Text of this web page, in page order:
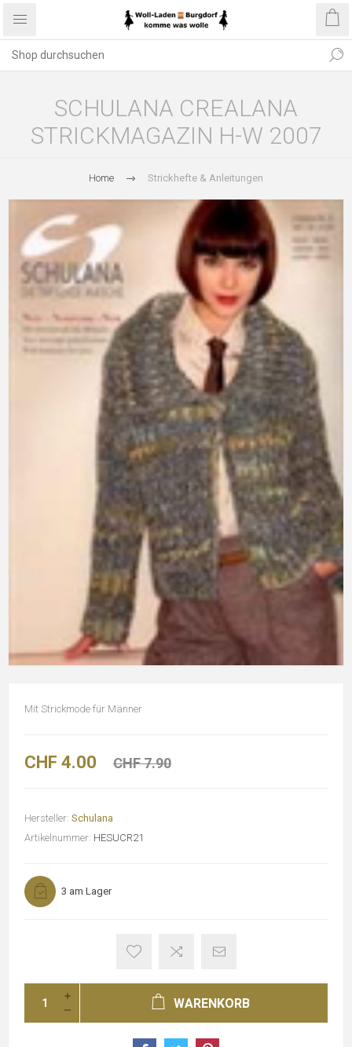
SCHULANA CREALANA
STRICKMAGAZIN H-W 2007
Home Strickhefte & Anleitungen
Mit Strickmode für Männer
CHF 4.00 CHF 7.90
Hersteller: Schulana
Artikelnummer: HESUCR21
3 am Lager
WARENKORB